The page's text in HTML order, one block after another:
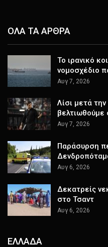
ΟΛΑ ΤΑ ΑΡΘΡΑ
Το ιρανικό
νομοσχέδιο
Αυγ 7, 2026
Λίσι μετά
Αυγ 7, 2026
Παράσυρση
Αυγ 6, 2026
Δεκατρείς
στο Τσαντ
Αυγ 6, 2026
ΕΛΛΑΔΑ